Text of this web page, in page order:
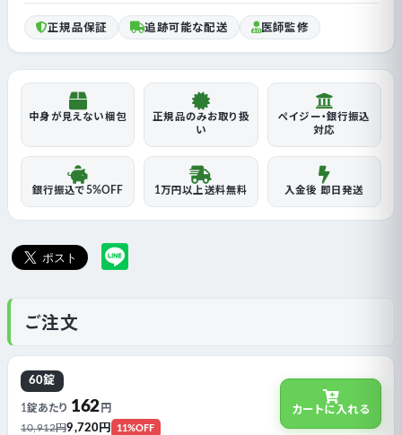
正規品保証 追跡可能な配送 医師監修
中身が見えない梱包
正規品のみお取り扱
い
ペイジー・銀行振込
対応
銀行振込で5%OFF 1万円以上送料無料 入金後 即日発送
ご注文
60錠
1錠あたり 162 円
10,912円9,720円 11%OFF
カートに入れる